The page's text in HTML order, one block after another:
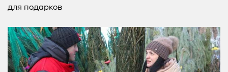
для подарков